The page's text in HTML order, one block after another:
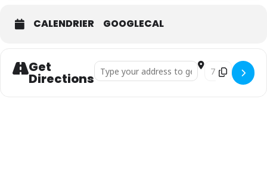
CALENDRIER GOOGLECAL
Get
Directions
Address - Course solidaire : La Wihrun []
Destination